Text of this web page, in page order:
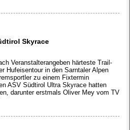
Skyrace
Veranstalterangeben härteste Trail-
Hufeisentour in den Sarntaler Alpen
zu einem Fixtermin
ASV Südtirol Ultra Skyrace hatten
darunter erstmals Oliver Mey vom TV